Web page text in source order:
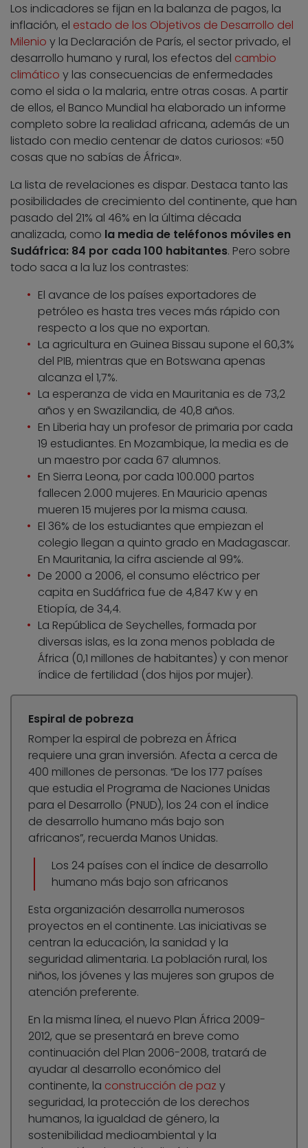
Los indicadores se fijan en la balanza de pagos, la
inflación, el estado de los Objetivos de Desarrollo del
Milenio y la Declaración de París, el sector privado, el
desarrollo humano y rural, los efectos del cambio
climático y las consecuencias de enfermedades
como el sida o la malaria, entre otras cosas. A partir
de ellos, el Banco Mundial ha elaborado un informe
completo sobre la realidad africana, además de un
listado con medio centenar de datos curiosos: «50
cosas que no sabías de África».
La lista de revelaciones es dispar. Destaca tanto las
posibilidades de crecimiento del continente, que han
pasado del 21% al 46% en la última década
analizada, como la media de teléfonos móviles en
Sudáfrica: 84 por cada 100 habitantes. Pero sobre
todo saca a la luz los contrastes:
El avance de los países exportadores de
petróleo es hasta tres veces más rápido con
respecto a los que no exportan.
La agricultura en Guinea Bissau supone el 60,3%
del PIB, mientras que en Botswana apenas
alcanza el 1,7%.
La esperanza de vida en Mauritania es de 73,2
años y en Swazilandia, de 40,8 años.
En Liberia hay un profesor de primaria por cada
19 estudiantes. En Mozambique, la media es de
un maestro por cada 67 alumnos.
En Sierra Leona, por cada 100.000 partos
fallecen 2.000 mujeres. En Mauricio apenas
mueren 15 mujeres por la misma causa.
El 36% de los estudiantes que empiezan el
colegio llegan a quinto grado en Madagascar.
En Mauritania, la cifra asciende al 99%.
De 2000 a 2006, el consumo eléctrico per
capita en Sudáfrica fue de 4,847 Kw y en
Etiopía, de 34,4.
La República de Seychelles, formada por
diversas islas, es la zona menos poblada de
África (0,1 millones de habitantes) y con menor
índice de fertilidad (dos hijos por mujer).
Espiral de pobreza
Romper la espiral de pobreza en África
requiere una gran inversión. Afecta a cerca de
400 millones de personas. “De los 177 países
que estudia el Programa de Naciones Unidas
para el Desarrollo (PNUD), los 24 con el índice
de desarrollo humano más bajo son
africanos”, recuerda Manos Unidas.
Los 24 países con el índice de desarrollo
humano más bajo son africanos
Esta organización desarrolla numerosos
proyectos en el continente. Las iniciativas se
centran la educación, la sanidad y la
seguridad alimentaria. La población rural, los
niños, los jóvenes y las mujeres son grupos de
atención preferente.
En la misma línea, el nuevo Plan África 2009-
2012, que se presentará en breve como
continuación del Plan 2006-2008, tratará de
ayudar al desarrollo económico del
continente, la construcción de paz y
seguridad, la protección de los derechos
humanos, la igualdad de género, la
sostenibilidad medioambiental y la